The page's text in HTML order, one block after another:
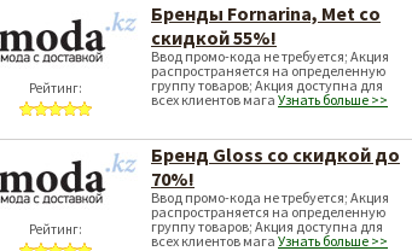
Рейтинг:
Бренды Fornarina, Met со
скидкой 55%!
Ввод промо-кода не требуется; Акция
распространяется на определенную
группу товаров; Акция доступна для
всех клиентов мага Узнать больше >>
Рейтинг:
Бренд Gloss со скидкой до
70%!
Ввод промо-кода не требуется; Акция
распространяется на определенную
группу товаров; Акция доступна для
всех клиентов мага Узнать больше >>